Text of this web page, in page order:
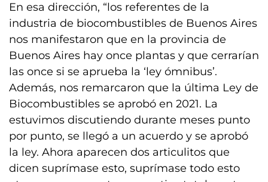
En esa dirección, “los referentes de la
industria de biocombustibles de Buenos Aires
nos manifestaron que en la provincia de
Buenos Aires hay once plantas y que cerrarían
las once si se aprueba la ‘ley ómnibus’.
Además, nos remarcaron que la última Ley de
Biocombustibles se aprobó en 2021. La
estuvimos discutiendo durante meses punto
por punto, se llegó a un acuerdo y se aprobó
la ley. Ahora aparecen dos articulitos que
dicen suprímase esto, suprímase todo esto